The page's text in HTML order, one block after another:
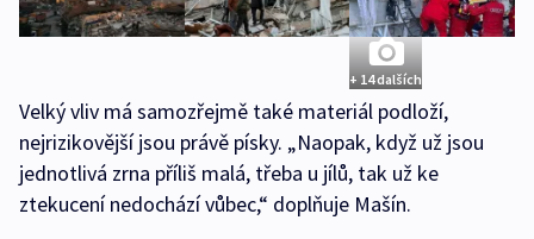
+ 14 dalších
Velký vliv má samozřejmě také materiál podloží,
nejrizikovější jsou právě písky. „Naopak, když už jsou
jednotlivá zrna příliš malá, třeba u jílů, tak už ke
ztekucení nedochází vůbec,“ doplňuje Mašín.